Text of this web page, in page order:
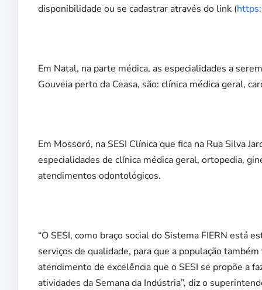
disponibilidade ou se cadastrar através do link (
Em Natal, na parte médica, as especialidades a
Gouveia perto da Ceasa, são: clínica médica geral,
Em Mossoró, na SESI Clínica que fica na Rua Silva
especialidades de clínica médica geral, ortopedia,
atendimentos odontológicos.
“O SESI, como braço social do Sistema FIERN está
serviços de qualidade, para que a população
atendimento de excelência que o SESI se propõe a
atividades da Semana da Indústria”, diz o